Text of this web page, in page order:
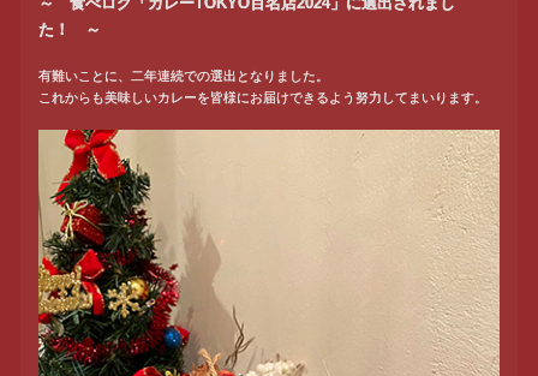
た！ ～
有難いことに、二年連続での選出となりました。
これからも美味しいカレーを皆様にお届けできるよう努力してまいります。